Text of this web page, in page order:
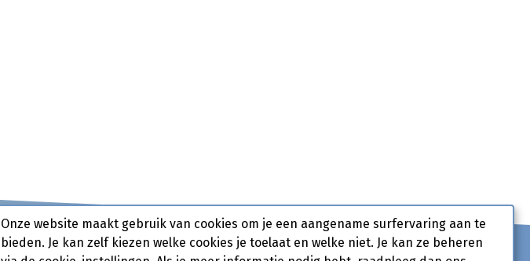
Onze website maakt gebruik van cookies om je een aangename surfervaring aan te
bieden. Je kan zelf kiezen welke cookies je toelaat en welke niet. Je kan ze beheren